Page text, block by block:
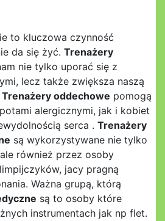
to kluczowa czynność
da się żyć. Trenażery
nie tylko uporać się z
lecz także zwiększa naszą
Trenażery oddechowe pomogą
alergicznymi, jak i kobiet
serca . Trenażery
są wykorzystywane nie tylko
również przez osoby
jacy pragną
Ważna grupą, którą
są to osoby które
instrumentach jak np flet.